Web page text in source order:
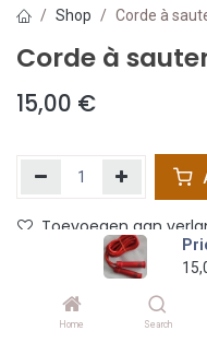
Home Search
Shop Corde à
Corde à
15,00 €
Toevoegen aan
Terms and Conditions :